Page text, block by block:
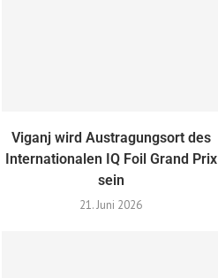
Viganj wird Austragungsort des
Internationalen IQ Foil Grand Prix
sein
21. Juni 2026